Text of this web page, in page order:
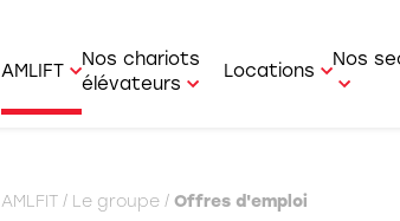
AMLIFT
Nous rejoindre
Nos chariots
élévateurs
Locations
Location
Nos
AMLFIT / Le groupe / Offres d'emploi